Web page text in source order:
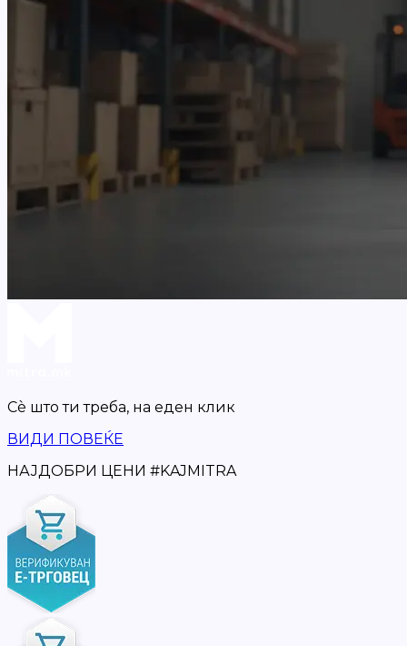
Сè што ти треба, на еден клик
ВИДИ ПОВЕЌЕ
НАЈДОБРИ ЦЕНИ #KAJMITRA